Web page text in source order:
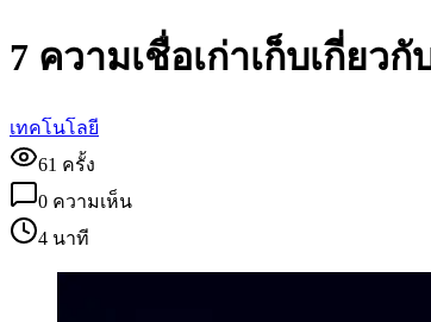
7 ความเชื่อเก่าเก็บเกี่ยว
เทคโนโลยี
61 ครั้ง
0 ความเห็น
4 นาที